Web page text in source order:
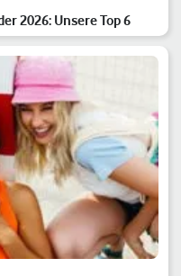
2026: Unsere Top 6